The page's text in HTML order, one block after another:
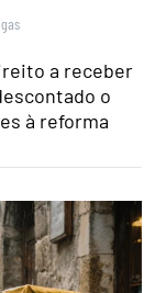
a receber
o
à reforma